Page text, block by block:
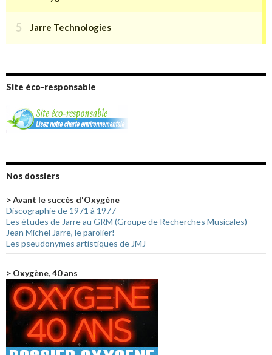
Site éco-responsable
Nos dossiers
> Avant le succès d'Oxygène
Discographie de 1971 à 1977
Les études de Jarre au GRM (Groupe de Recherches Musicales)
Jean Michel Jarre, le parolier!
Les pseudonymes artistiques de JMJ
> Oxygène, 40 ans